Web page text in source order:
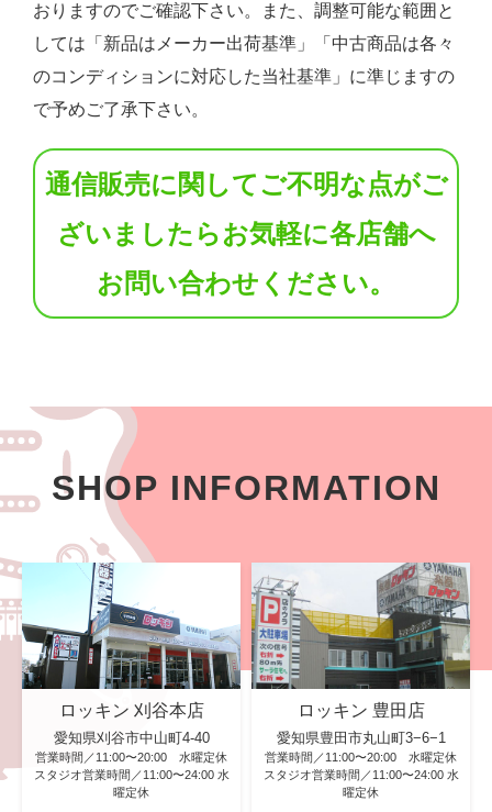
おりますのでご確認下さい。また、調整可能な範囲と
しては「新品はメーカー出荷基準」「中古商品は各々
のコンディションに対応した当社基準」に準じますの
で予めご了承下さい。
通信販売に関してご不明な点がご
ざいましたらお気軽に各店舗へ
お問い合わせください。
SHOP INFORMATION
ロッキン 刈谷本店
愛知県刈谷市中山町4-40
営業時間／11:00〜20:00 水曜定休
スタジオ営業時間／11:00〜24:00 水
曜定休
ロッキン 豊田店
愛知県豊田市丸山町3−6−1
営業時間／11:00〜20:00 水曜定休
スタジオ営業時間／11:00〜24:00 水
曜定休